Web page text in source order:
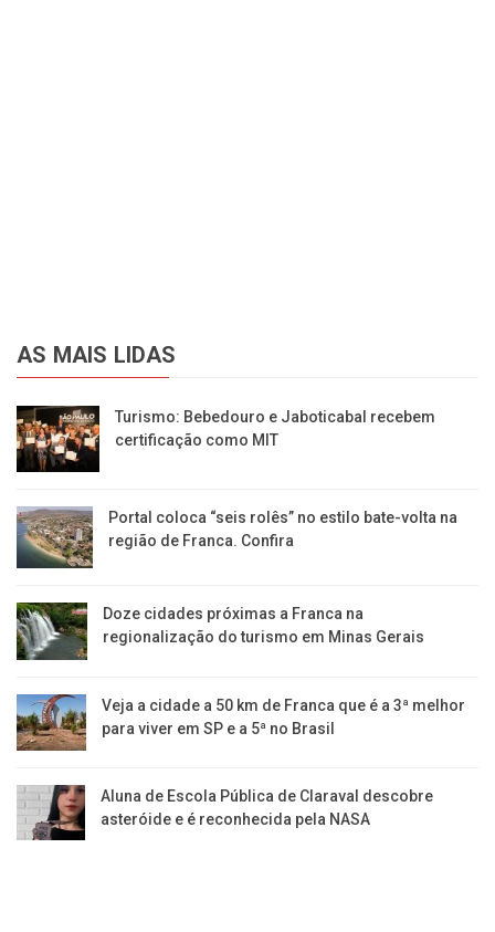
AS MAIS LIDAS
Turismo: Bebedouro e Jaboticabal recebem
certificação como MIT
Portal coloca “seis rolês” no estilo bate-volta na
região de Franca. Confira
​Doze cidades próximas a Franca na
regionalização do turismo em Minas Gerais
Veja a cidade a 50 km de Franca que é a 3ª melhor
para viver em SP e a 5ª no Brasil
Aluna de Escola Pública de Claraval descobre
asteróide e é reconhecida pela NASA